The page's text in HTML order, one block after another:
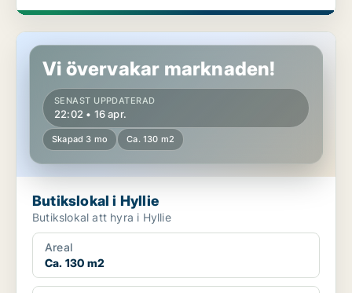
Butikslokal i Hyllie
Vi övervakar marknaden!
SENAST UPPDATERAD
22:02 • 16 apr.
Skapad 3 mo Ca. 130 m2
Butikslokal i Hyllie
Butikslokal att hyra i Hyllie
Areal
Ca. 130 m2